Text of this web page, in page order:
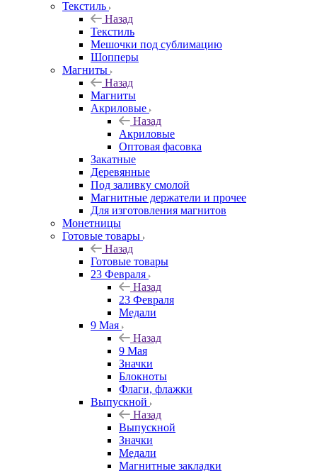
Текстиль
Назад
Текстиль
Мешочки под сублимацию
Шопперы
Магниты
Назад
Магниты
Акриловые
Назад
Акриловые
Оптовая фасовка
Закатные
Деревянные
Под заливку смолой
Магнитные держатели и прочее
Для изготовления магнитов
Монетницы
Готовые товары
Назад
Готовые товары
23 Февраля
Назад
23 Февраля
Медали
9 Мая
Назад
9 Мая
Значки
Блокноты
Флаги, флажки
Выпускной
Назад
Выпускной
Значки
Медали
Магнитные закладки